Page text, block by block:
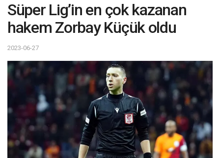
Süper Lig’in en çok kazanan
hakem Zorbay Küçük oldu
2023-06-27